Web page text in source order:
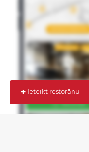
+ Ieteikt restorānu